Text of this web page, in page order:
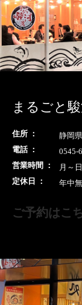
まるごと
住所 ：
静岡
電話 ：
0545-
営業時間 ：
月～
定休日 ：
年中
ご予約はこ